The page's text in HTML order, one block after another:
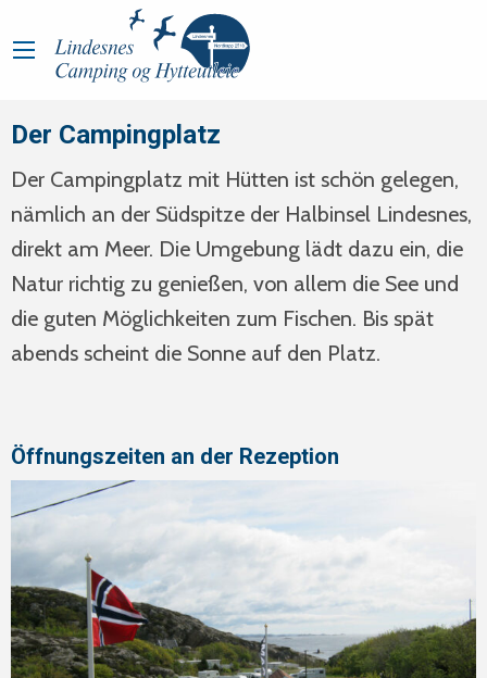
Der Campingplatz
Der Campingplatz mit Hütten ist schön gelegen,
nämlich an der Südspitze der Halbinsel Lindesnes,
direkt am Meer. Die Umgebung lädt dazu ein, die
Natur richtig zu genießen, von allem die See und
die guten Möglichkeiten zum Fischen. Bis spät
abends scheint die Sonne auf den Platz.
Öffnungszeiten an der Rezeption